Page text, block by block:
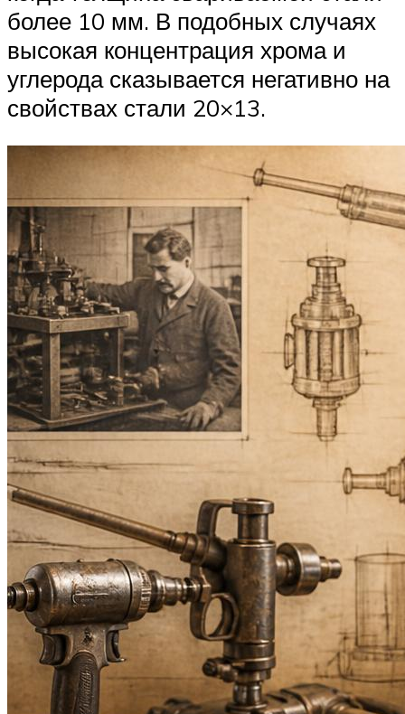
более 10 мм. В подобных случаях
высокая концентрация хрома и
углерода сказывается негативно на
свойствах стали 20×13.